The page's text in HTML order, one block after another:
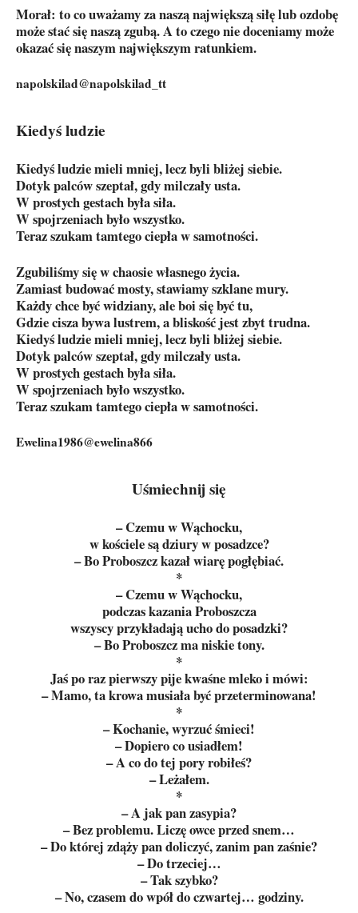
Morał: to co uważamy za naszą największą siłę lub ozdobę
może stać się naszą zgubą. A to czego nie doceniamy może
okazać się naszym największym ratunkiem.
napolskilad@napolskilad_tt
Kiedyś ludzie
Kiedyś ludzie mieli mniej, lecz byli bliżej siebie.
Dotyk palców szeptał, gdy milczały usta.
W prostych gestach była siła.
W spojrzeniach było wszystko.
Teraz szukam tamtego ciepła w samotności.
Zgubiliśmy się w chaosie własnego życia.
Zamiast budować mosty, stawiamy szklane mury.
Każdy chce być widziany, ale boi się być tu,
Gdzie cisza bywa lustrem, a bliskość jest zbyt trudna.
Kiedyś ludzie mieli mniej, lecz byli bliżej siebie.
Dotyk palców szeptał, gdy milczały usta.
W prostych gestach była siła.
W spojrzeniach było wszystko.
Teraz szukam tamtego ciepła w samotności.
Ewelina1986@ewelina866
Uśmiechnij się
– Czemu w Wąchocku,
w kościele są dziury w posadzce?
– Bo Proboszcz kazał wiarę pogłębiać.
*
– Czemu w Wąchocku,
podczas kazania Proboszcza
wszyscy przykładają ucho do posadzki?
– Bo Proboszcz ma niskie tony.
*
Jaś po raz pierwszy pije kwaśne mleko i mówi:
– Mamo, ta krowa musiała być przeterminowana!
*
– Kochanie, wyrzuć śmieci!
– Dopiero co usiadłem!
– A co do tej pory robiłeś?
– Leżałem.
*
– A jak pan zasypia?
– Bez problemu. Liczę owce przed snem…
– Do której zdąży pan doliczyć, zanim pan zaśnie?
– Do trzeciej…
– Tak szybko?
– No, czasem do wpół do czwartej… godziny.